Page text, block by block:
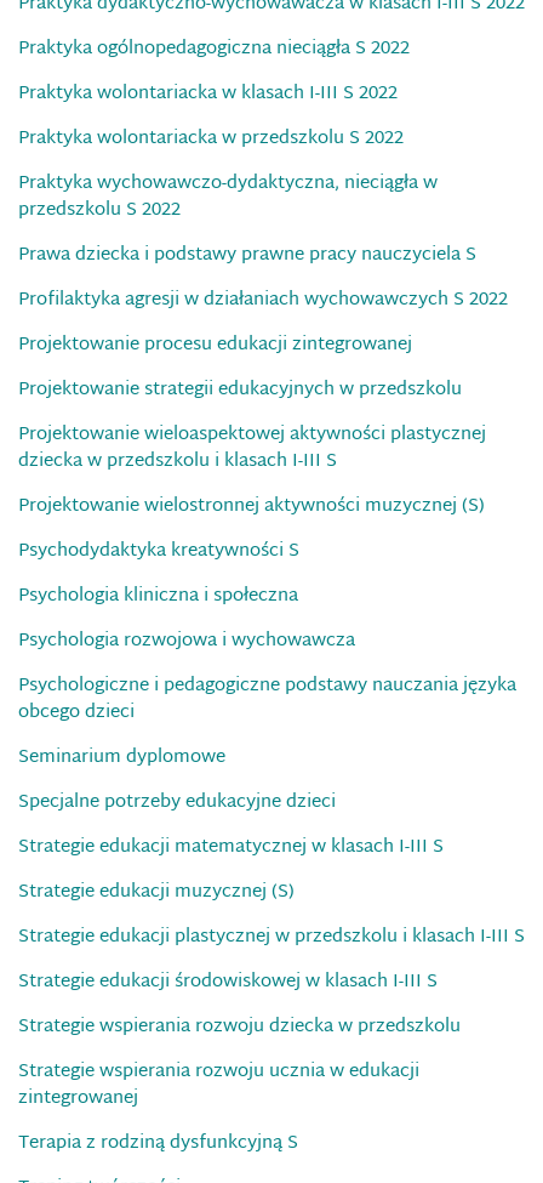
Praktyka ogólnopedagogiczna nieciągła S 2022
Praktyka wolontariacka w klasach I-III S 2022
Praktyka wolontariacka w przedszkolu S 2022
Praktyka wychowawczo-dydaktyczna, nieciągła w
przedszkolu S 2022
Prawa dziecka i podstawy prawne pracy nauczyciela S
Profilaktyka agresji w działaniach wychowawczych S 2022
Projektowanie procesu edukacji zintegrowanej
Projektowanie strategii edukacyjnych w przedszkolu
Projektowanie wieloaspektowej aktywności plastycznej
dziecka w przedszkolu i klasach I-III S
Projektowanie wielostronnej aktywności muzycznej (S)
Psychodydaktyka kreatywności S
Psychologia kliniczna i społeczna
Psychologia rozwojowa i wychowawcza
Psychologiczne i pedagogiczne podstawy nauczania języka
obcego dzieci
Seminarium dyplomowe
Specjalne potrzeby edukacyjne dzieci
Strategie edukacji matematycznej w klasach I-III S
Strategie edukacji muzycznej (S)
Strategie edukacji plastycznej w przedszkolu i klasach I-III S
Strategie edukacji środowiskowej w klasach I-III S
Strategie wspierania rozwoju dziecka w przedszkolu
Strategie wspierania rozwoju ucznia w edukacji
zintegrowanej
Terapia z rodziną dysfunkcyjną S